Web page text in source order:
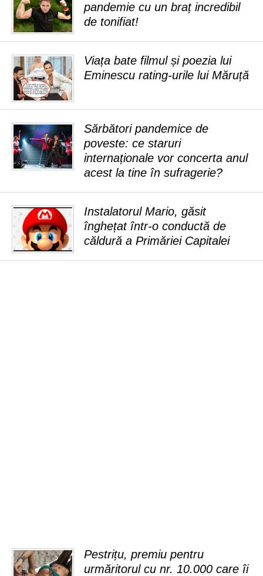
pandemie cu un braț incredibil
de tonifiat!
Viața bate filmul și poezia lui
Eminescu rating-urile lui Măruță
Sărbători pandemice de
poveste: ce staruri
internaționale vor concerta anul
acest la tine în sufragerie?
Instalatorul Mario, găsit
înghețat într-o conductă de
căldură a Primăriei Capitalei
Pestrițu, premiu pentru
urmăritorul cu nr. 10.000 care îi